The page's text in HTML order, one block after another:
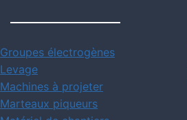
Groupes électrogènes
Levage
Machines à projeter
Marteaux piqueurs